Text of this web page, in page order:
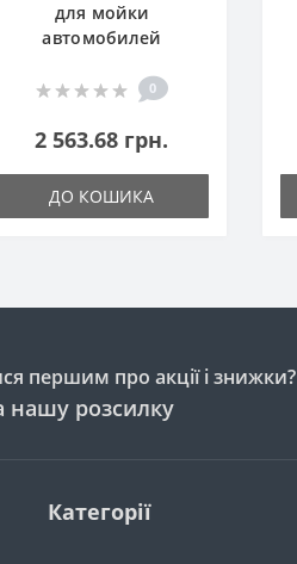
для мойки
автомобилей
0
2 563.68 грн.
ДО КОШИКА
першим про акції і знижки?
нашу розсилку
Категорії